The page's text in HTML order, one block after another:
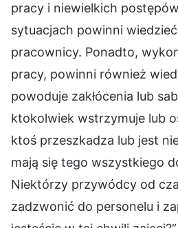
pracy i niewielkich
sytuacjach powinni
pracownicy. Ponadto,
pracy, powinni również
powoduje zakłócenia lub
ktokolwiek wstrzymuje lub
ktoś przeszkadza lub jest
mają się tego wszystkiego
Niektórzy przywódcy od
zadzwonić do personelu i